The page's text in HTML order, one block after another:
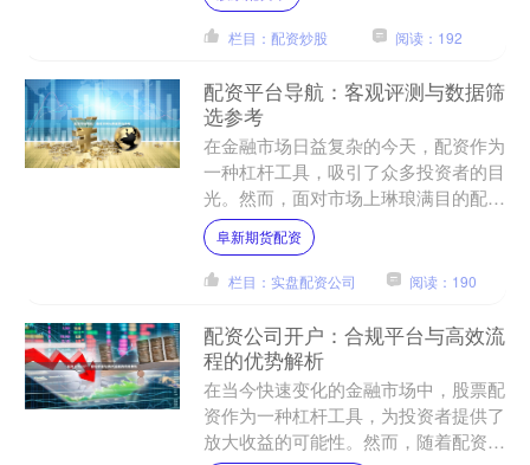
平，让您轻松撬动财富杠杆....
栏目：配资炒股 阅读：192
配资平台导航：客观评测与数据筛
选参考
在金融市场日益复杂的今天，配资作为
一种杠杆工具，吸引了众多投资者的目
光。然而，面对市场上琳琅满目的配资
平台，如何选择一家安全、可靠、高效
的平台，成为投资者面临的....
阜新期货配资
栏目：实盘配资公司 阅读：190
配资公司开户：合规平台与高效流
程的优势解析
在当今快速变化的金融市场中，股票配
资作为一种杠杆工具，为投资者提供了
放大收益的可能性。然而，随着配资行